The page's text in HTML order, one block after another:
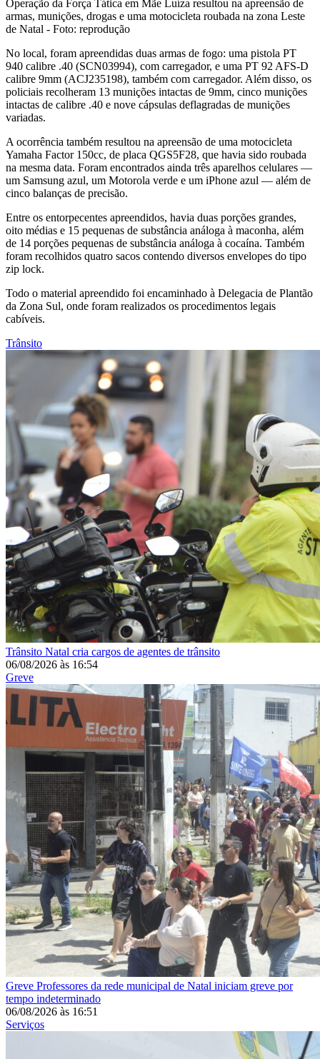
Operação da Força Tática em Mãe Luíza resultou na apreensão de
armas, munições, drogas e uma motocicleta roubada na zona Leste
de Natal - Foto: reprodução
No local, foram apreendidas duas armas de fogo: uma pistola PT
940 calibre .40 (SCN03994), com carregador, e uma PT 92 AFS-D
calibre 9mm (ACJ235198), também com carregador. Além disso, os
policiais recolheram 13 munições intactas de 9mm, cinco munições
intactas de calibre .40 e nove cápsulas deflagradas de munições
variadas.
A ocorrência também resultou na apreensão de uma motocicleta
Yamaha Factor 150cc, de placa QGS5F28, que havia sido roubada
na mesma data. Foram encontrados ainda três aparelhos celulares —
um Samsung azul, um Motorola verde e um iPhone azul — além de
cinco balanças de precisão.
Entre os entorpecentes apreendidos, havia duas porções grandes,
oito médias e 15 pequenas de substância análoga à maconha, além
de 14 porções pequenas de substância análoga à cocaína. Também
foram recolhidos quatro sacos contendo diversos envelopes do tipo
zip lock.
Todo o material apreendido foi encaminhado à Delegacia de Plantão
da Zona Sul, onde foram realizados os procedimentos legais
cabíveis.
Trânsito
Trânsito Natal cria cargos de agentes de trânsito
06/08/2026 às 16:54
Greve
Greve Professores da rede municipal de Natal iniciam greve por
tempo indeterminado
06/08/2026 às 16:51
Serviços